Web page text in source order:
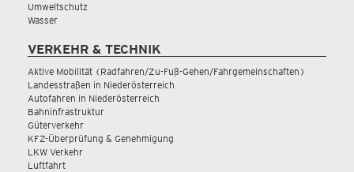
Umweltschutz
Wasser
VERKEHR & TECHNIK
Aktive Mobilität (Radfahren/Zu-Fuß-Gehen/Fahrgemeinschaften)
Landesstraßen in Niederösterreich
Autofahren in Niederösterreich
Bahninfrastruktur
Güterverkehr
KFZ-Überprüfung & Genehmigung
LKW Verkehr
Luftfahrt